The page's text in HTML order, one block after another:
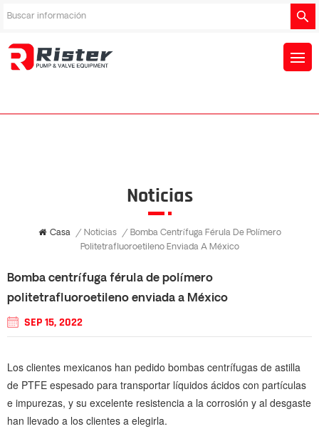
Noticias
Casa / Noticias / Bomba Centrífuga Férula De Polímero
Politetrafluoroetileno Enviada A México
Bomba centrífuga férula de polímero
politetrafluoroetileno enviada a México
SEP 15, 2022
Los clientes mexicanos han pedido bombas centrífugas de astilla
de PTFE espesado para transportar líquidos ácidos con partículas
e impurezas, y su excelente resistencia a la corrosión y al desgaste
han llevado a los clientes a elegirla.